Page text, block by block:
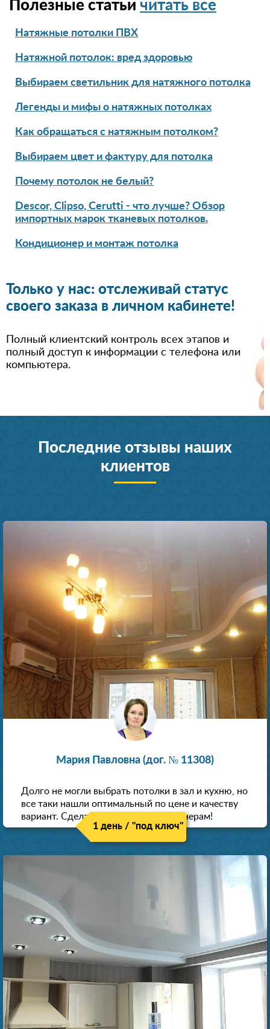
Полезные статьи читать все
Натяжные потолки ПВХ
Натяжной потолок: вред здоровью
Выбираем светильник для натяжного потолка
Легенды и мифы о натяжных потолках
Как обращаться с натяжным потолком?
Выбираем цвет и фактуру для потолка
Почему потолок не белый?
Descor, Clipso, Cerutti - что лучше? Обзор
импортных марок тканевых потолков.
Кондиционер и монтаж потолка
Только у нас: отслеживай статус
своего заказа в личном кабинете!
Полный клиентский контроль всех этапов и
полный доступ к информации с телефона или
компьютера.
Последние отзывы наших
клиентов
Мария Павловна (дог. № 11308)
Долго не могли выбрать потолки в зал и кухню, но
все таки нашли оптимальный по цене и качеству
вариант. Сделали скидку как пенсионерам!
1 день / "под ключ"